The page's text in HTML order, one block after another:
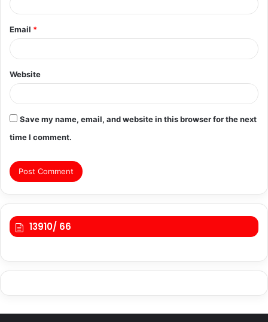
Email *
Website
Save my name, email, and website in this browser for the next
time I comment.
13910/ 66